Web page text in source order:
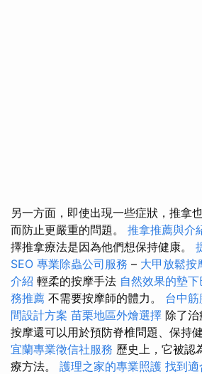
另一方面，即使出現一些症狀，推拿
而防止更嚴重的問題。 推拿推薦與介
擇推拿療法是因為他們想保持健康。
SEO 專業除蟲公司服務 – 大甲放鬆按
介紹 輕柔的按摩手法 自然效果的墊
務推薦 不需要按摩師的體力。 台中
間設計方案 苗栗地區外燴選擇 除了
按摩還可以用於預防脊椎問題、保持
宜蘭專業徵信社服務 歷史上，它被認
療方法。 護理之家的專業照護 找到